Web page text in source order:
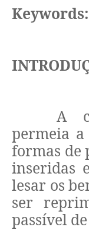
Keywords:
A
permeia a
formas de
inseridas
lesar os
ser
passível